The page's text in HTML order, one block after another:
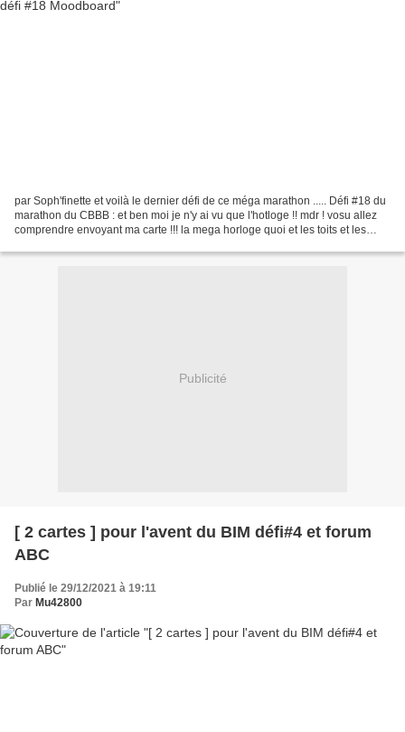
par Soph'finette et voilà le dernier défi de ce méga marathon ..... Défi #18 du
marathon du CBBB : et ben moi je n'y ai vu que l'hotloge !! mdr ! vosu allez
comprendre envoyant ma carte !!! la mega horloge quoi et les toits et les
Publicité
[ 2 cartes ] pour l'avent du BIM défi#4 et forum
ABC
Publié le 29/12/2021 à 19:11
Par Mu42800